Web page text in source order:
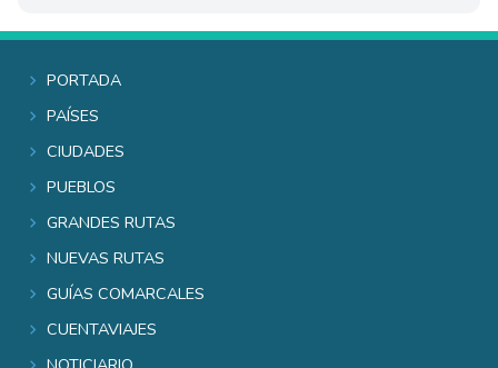
Portada
Países
Ciudades
Pueblos
Grandes rutas
Nuevas rutas
Guías comarcales
Cuentaviajes